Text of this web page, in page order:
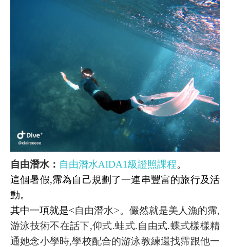
自由潛水： 自由潛水AIDA1級證照課程。
這個暑假,霈為自己規劃了一連串豐富的旅行及活
動。
其中一項就是<自由潛水>。儼然就是美人漁的霈,
游泳技術不在話下,仰式.蛙式.自由式.蝶式樣樣精
通她念小學時,學校配合的游泳教練還找霈跟他一